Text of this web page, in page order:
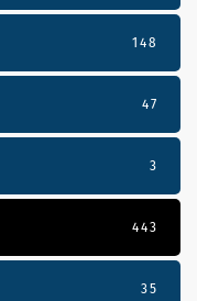
148
47
3
443
35